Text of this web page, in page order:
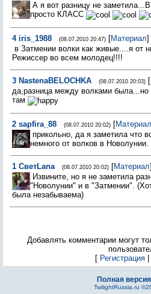
А я вот разницу не
просто КЛАСС
4 iris_1988 (08.07.2010 20:47) [Материал]
в Затмении волки как живые....я от
Режиссер во всем молодец!!!!
3 NastenaBELOCHKA (08.07.2010 20:03) [
да,разница между волками
там
2 sapfira_88 (08.07.2010 20:02) [Материал
прикольно, да я заметила что
немного от волков в Новолунии.
1 СветLana (08.07.2010 20:02) [Материал]
Извините, но я не заметила
"Новолунии" и в "Затмении".
была незабываема)
Добавлять комментарии могут
[ Регистрация|
Полная
TwilightRussia.ru